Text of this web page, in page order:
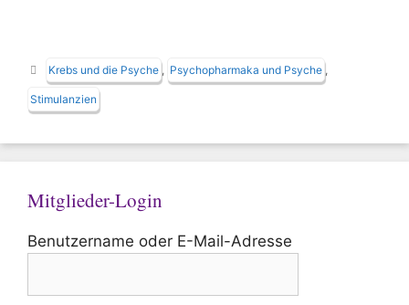
Schlagwörter
Krebs und die Psyche Psychopharmaka und Psyche
Stimulanzien
Mitglieder-Login
Benutzername oder E-Mail-Adresse